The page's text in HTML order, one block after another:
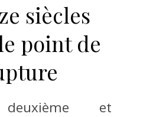
siècles
point de
et